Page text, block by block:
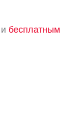
и бесплатным